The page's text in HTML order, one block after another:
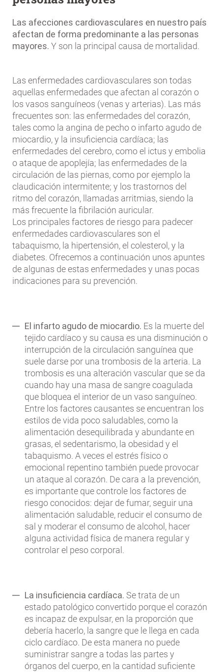
Las afecciones cardiovasculares en nuestro país
afectan de forma predominante a las personas
mayores. Y son la principal causa de mortalidad.
Las enfermedades cardiovasculares son todas
aquellas enfermedades que afectan al corazón o
los vasos sanguíneos (venas y arterias). Las más
frecuentes son: las enfermedades del corazón,
tales como la angina de pecho o infarto agudo de
miocardio, y la insuficiencia cardíaca; las
enfermedades del cerebro, como el ictus y embolia
o ataque de apoplejía; las enfermedades de la
circulación de las piernas, como por ejemplo la
claudicación intermitente; y los trastornos del
ritmo del corazón, llamadas arritmias, siendo la
más frecuente la fibrilación auricular.
Los principales factores de riesgo para padecer
enfermedades cardiovasculares son el
tabaquismo, la hipertensión, el colesterol, y la
diabetes. Ofrecemos a continuación unos apuntes
de algunas de estas enfermedades y unas pocas
indicaciones para su prevención.
El infarto agudo de miocardio. Es la muerte del
tejido cardíaco y su causa es una disminución o
interrupción de la circulación sanguínea que
suele darse por una trombosis de la arteria. La
trombosis es una alteración vascular que se da
cuando hay una masa de sangre coagulada
que bloquea el interior de un vaso sanguíneo.
Entre los factores causantes se encuentran los
estilos de vida poco saludables, como la
alimentación desequilibrada y abundante en
grasas, el sedentarismo, la obesidad y el
tabaquismo. A veces el estrés físico o
emocional repentino también puede provocar
un ataque al corazón. De cara a la prevención,
es importante que controle los factores de
riesgo conocidos: dejar de fumar, seguir una
alimentación saludable, reducir el consumo de
sal y moderar el consumo de alcohol, hacer
alguna actividad física de manera regular y
controlar el peso corporal.
La insuficiencia cardíaca. Se trata de un
estado patológico convertido porque el corazón
es incapaz de expulsar, en la proporción que
debería hacerlo, la sangre que le llega en cada
ciclo cardíaco. De esta manera no puede
suministrar sangre a todas las partes y
órganos del cuerpo, en la cantidad suficiente